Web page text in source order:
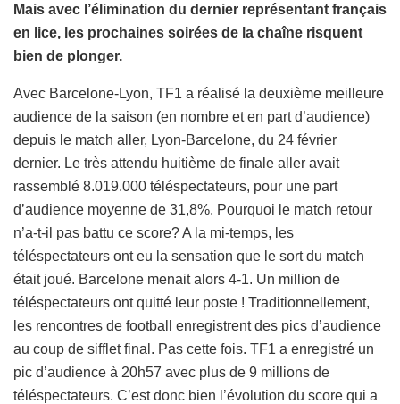
Mais avec l’élimination du dernier représentant français
en lice, les prochaines soirées de la chaîne risquent
bien de plonger.
Avec Barcelone-Lyon, TF1 a réalisé la deuxième meilleure
audience de la saison (en nombre et en part d’audience)
depuis le match aller, Lyon-Barcelone, du 24 février
dernier. Le très attendu huitième de finale aller avait
rassemblé 8.019.000 téléspectateurs, pour une part
d’audience moyenne de 31,8%. Pourquoi le match retour
n’a-t-il pas battu ce score? A la mi-temps, les
téléspectateurs ont eu la sensation que le sort du match
était joué. Barcelone menait alors 4-1. Un million de
téléspectateurs ont quitté leur poste ! Traditionnellement,
les rencontres de football enregistrent des pics d’audience
au coup de sifflet final. Pas cette fois. TF1 a enregistré un
pic d’audience à 20h57 avec plus de 9 millions de
téléspectateurs. C’est donc bien l’évolution du score qui a